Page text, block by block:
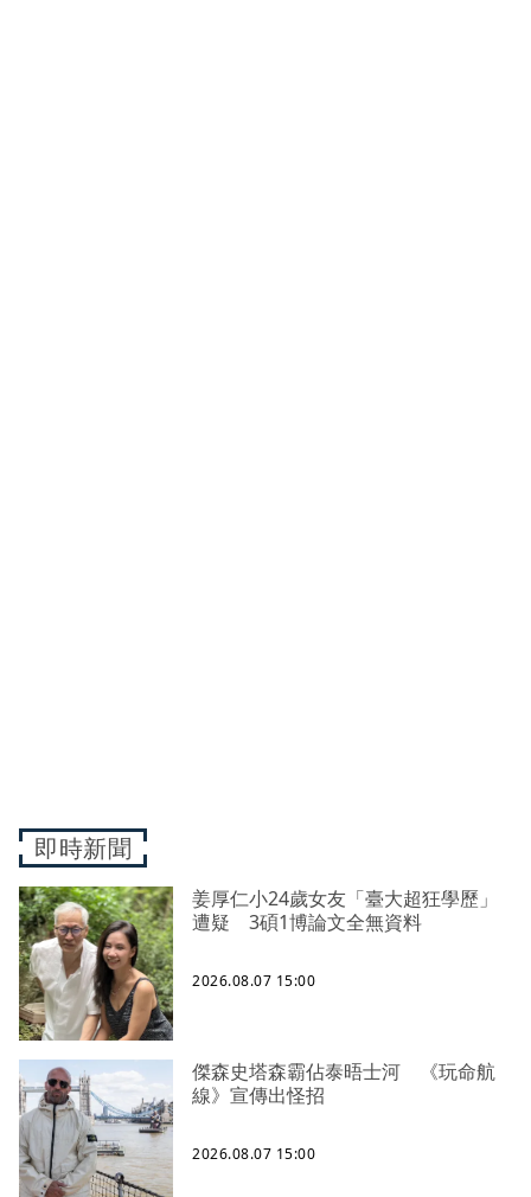
即時新聞
姜厚仁小24歲女友「臺大超狂學歷」
遭疑 3碩1博論文全無資料
2026.08.07 15:00
傑森史塔森霸佔泰晤士河 《玩命航
線》宣傳出怪招
2026.08.07 15:00